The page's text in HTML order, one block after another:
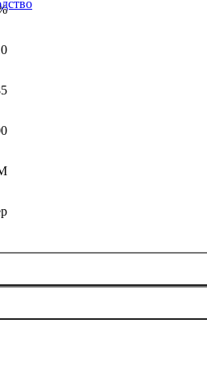
Р.90598, ширина 10 см